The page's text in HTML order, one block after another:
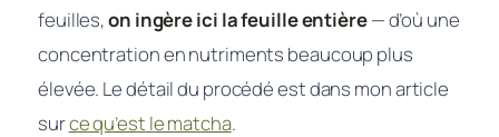
feuilles,on ingère ici la feuille entière— d’où une
concentration en nutriments beaucoup plus
élevée. Le détail du procédé est dans mon article
surce qu’est le matcha.